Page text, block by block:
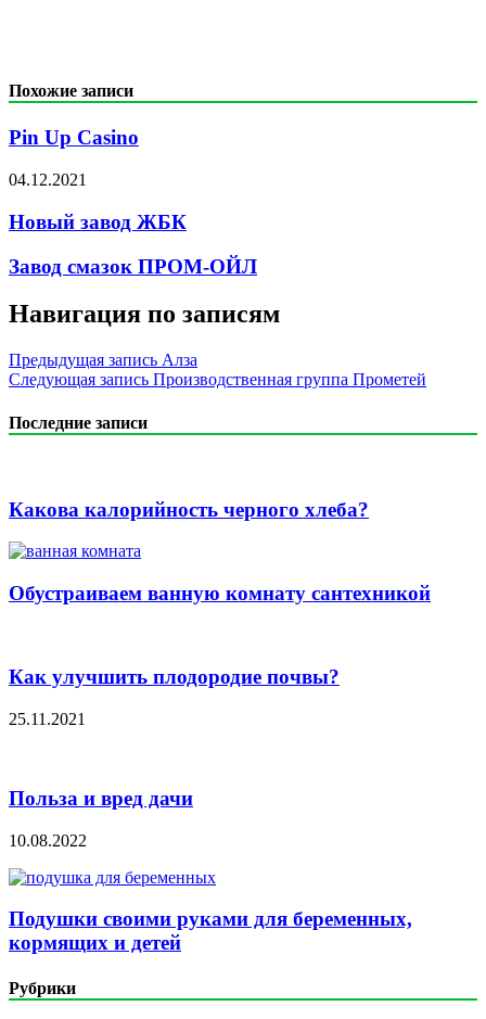
Похожие записи
Pin Up Casino
04.12.2021
Новый завод ЖБК
Завод смазок ПРОМ-ОЙЛ
Навигация по записям
Предыдущая запись Алза
Следующая запись Производственная группа Прометей
Последние записи
Какова калорийность черного хлеба?
Обустраиваем ванную комнату сантехникой
Как улучшить плодородие почвы?
25.11.2021
Польза и вред дачи
10.08.2022
Подушки своими руками для беременных,
кормящих и детей
Рубрики